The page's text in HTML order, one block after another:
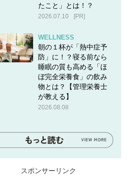
たこと」とは！？
2026.07.10 [PR]
WELLNESS
朝の１杯が「熱中症予
防」に！？寝る前なら
睡眠の質も高める「ほ
ぼ完全栄養食」の飲み
物とは？【管理栄養士
が教える】
2026.08.08
スポンサーリンク